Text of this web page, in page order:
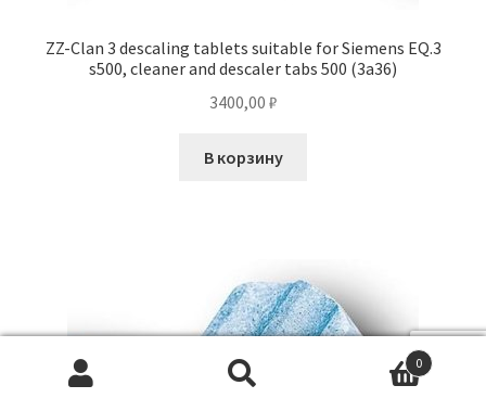
ZZ-Clan 3 descaling tablets suitable for Siemens EQ.3
s500, cleaner and descaler tabs 500 (3a36)
3400,00 ₽
В корзину
0